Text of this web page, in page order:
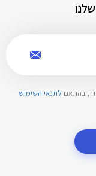
בהתאם לתנאי השימוש